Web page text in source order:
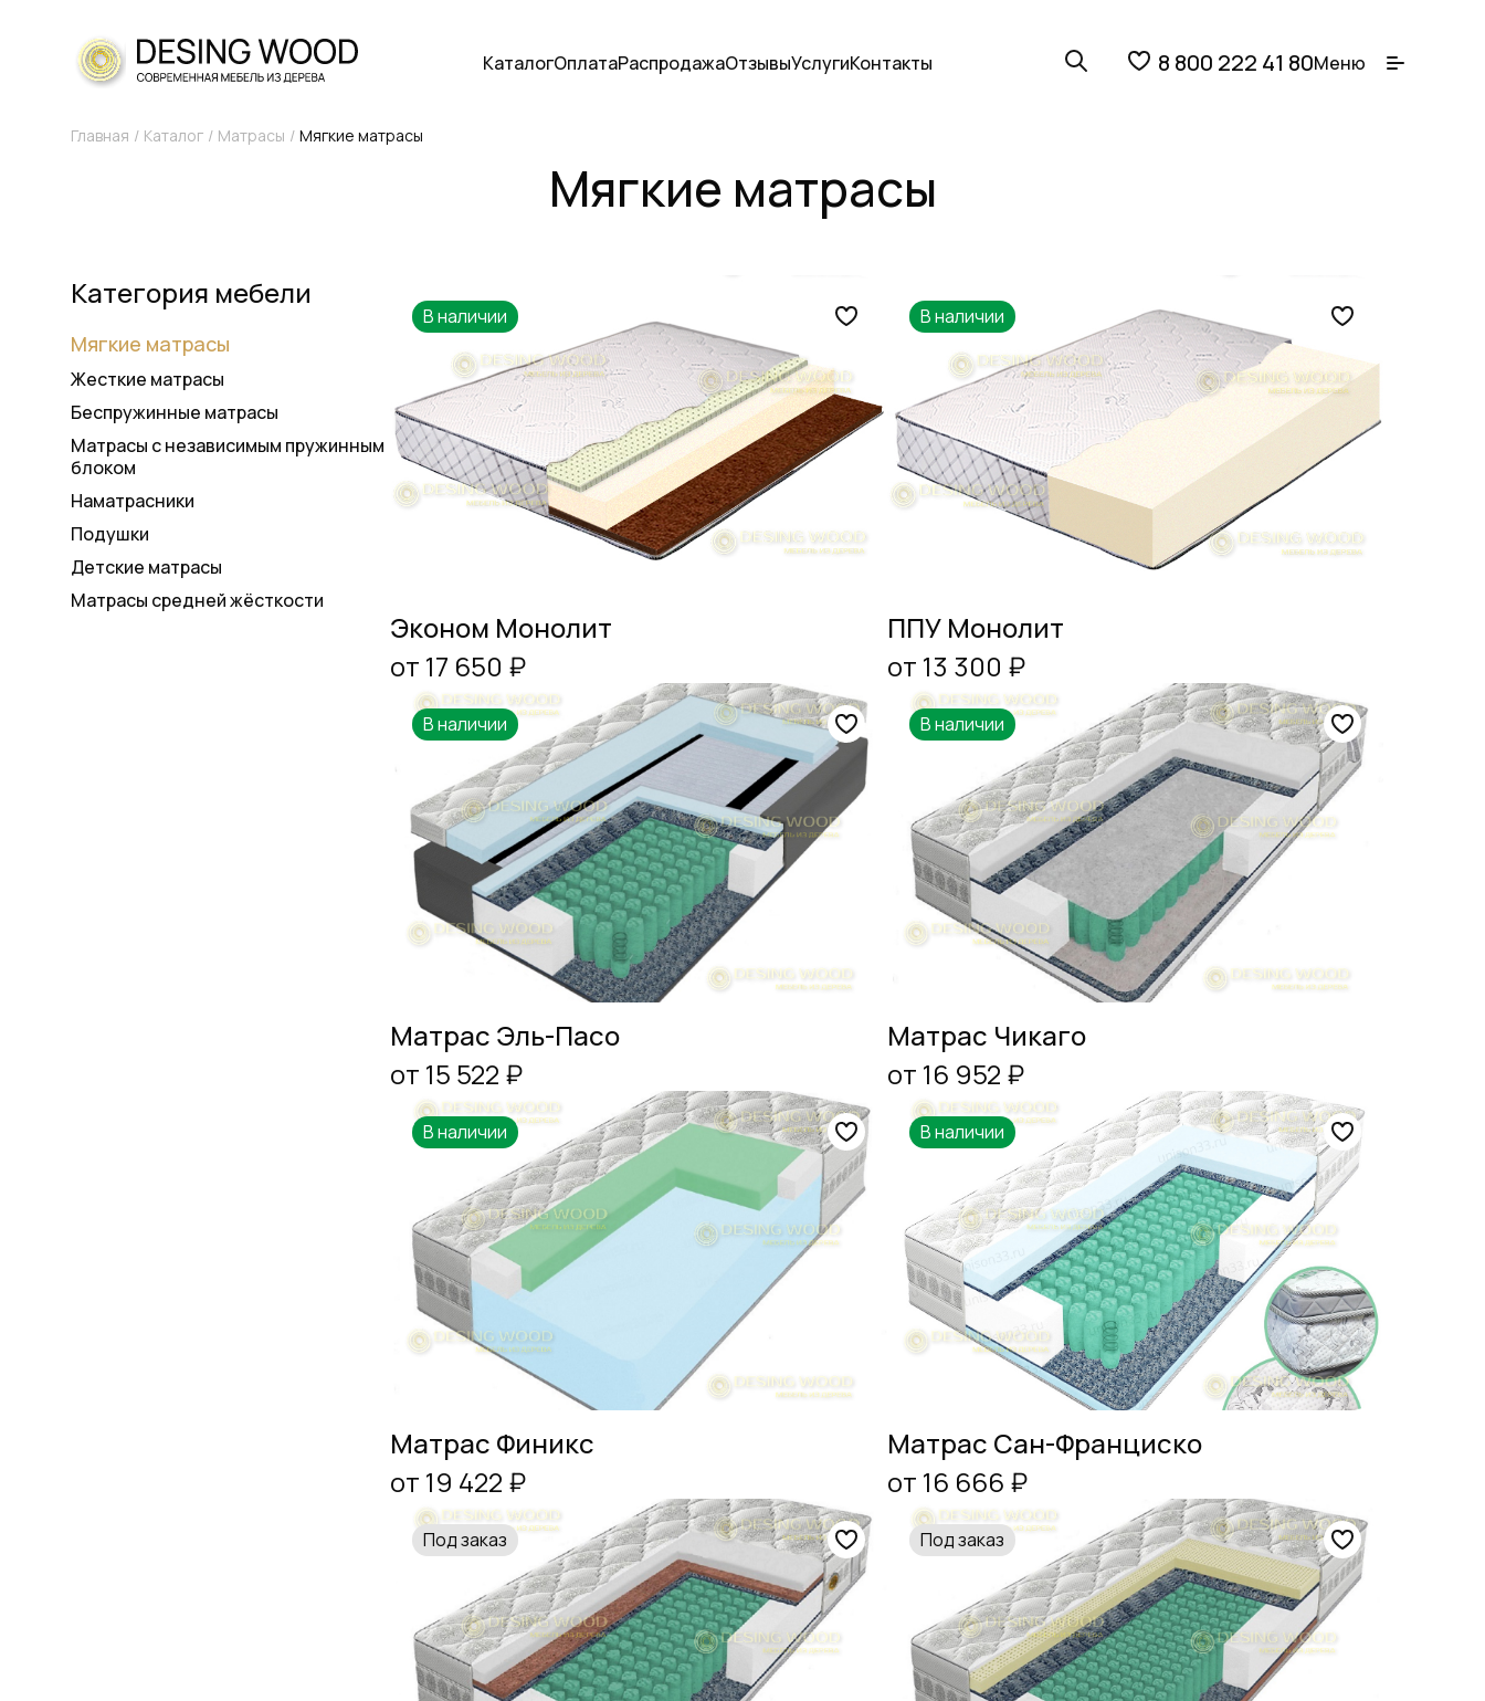
КаталогОплатаРаспродажаОтзывыУслугиКонтакты 8 800 222 41 80Меню
Главная Каталог Матрасы Мягкие матрасы
Мягкие матрасы
Категория мебели
Мягкие матрасы
Жесткие матрасы
Беспружинные матрасы
Матрасы с независимым пружинным
блоком
Наматрасники
Подушки
Детские матрасы
Матрасы средней жёсткости
В наличии
Эконом Монолит
от 17 650 ₽
В наличии
ППУ Монолит
от 13 300 ₽
В наличии
Матрас Эль-Пасо
от 15 522 ₽
В наличии
Матрас Чикаго
от 16 952 ₽
В наличии
Матрас Финикс
от 19 422 ₽
В наличии
Матрас Сан-Франциско
от 16 666 ₽
Под заказ Под заказ